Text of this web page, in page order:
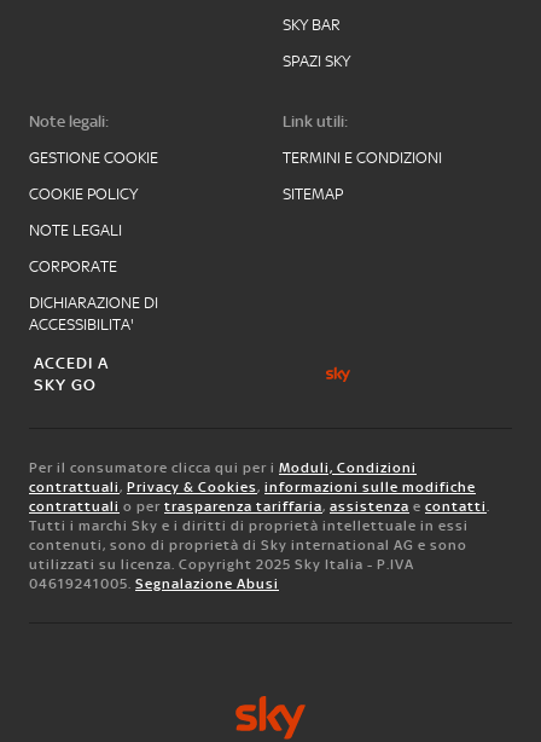
SKY BAR
SPAZI SKY
Note legali:
GESTIONE COOKIE
COOKIE POLICY
NOTE LEGALI
CORPORATE
DICHIARAZIONE DI
ACCESSIBILITA'
Link utili:
TERMINI E CONDIZIONI
SITEMAP
ACCEDI A
SKY GO
Per il consumatore clicca qui per i Moduli, Condizioni
contrattuali, Privacy & Cookies, informazioni sulle modifiche
contrattuali o per trasparenza tariffaria, assistenza e contatti.
Tutti i marchi Sky e i diritti di proprietà intellettuale in essi
contenuti, sono di proprietà di Sky international AG e sono
utilizzati su licenza. Copyright 2025 Sky Italia - P.IVA
04619241005. Segnalazione Abusi